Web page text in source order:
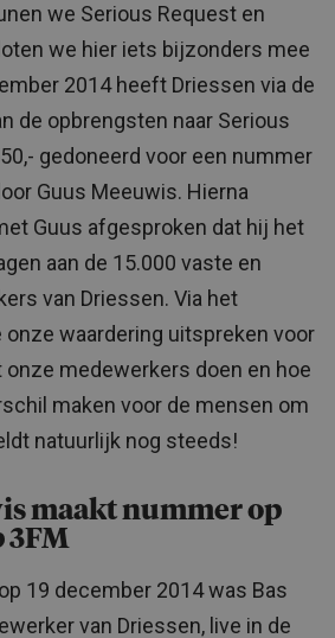
we Serious Request en
we hier iets bijzonders mee
2014 heeft Driessen via de
de opbrengsten naar Serious
gedoneerd voor een nummer
Guus Meeuwis. Hierna
Guus afgesproken dat hij het
aan de 15.000 vaste en
van Driessen. Via het
waardering uitspreken voor
onze medewerkers doen en hoe
maken voor de mensen om
natuurlijk nog steeds!
maakt nummer op
3FM
19 december 2014 was Bas
van Driessen, live in de